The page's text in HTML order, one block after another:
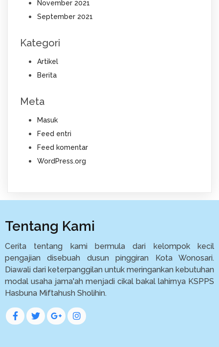
November 2021
September 2021
Kategori
Artikel
Berita
Meta
Masuk
Feed entri
Feed komentar
WordPress.org
Tentang Kami
Cerita tentang kami bermula dari kelompok kecil
pengajian disebuah dusun pinggiran Kota Wonosari.
Diawali dari keterpanggilan untuk meringankan kebutuhan
modal usaha jama'ah menjadi cikal bakal lahirnya KSPPS
Hasbuna Miftahush Sholihin.